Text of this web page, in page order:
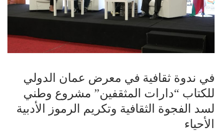
في ندوة ثقافية في معرض عمان الدولي
للكتاب “دارات المثقفين” مشروع وطني
لسد الفجوة الثقافية وتكريم الرموز الأدبية
الأحياء